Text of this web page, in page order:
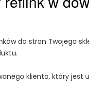
do stron Twojego
klienta, który jest